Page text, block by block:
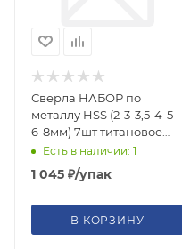
Сверла НАБОР по
металлу HSS (2-3-3,5-4-5-
6-8мм) 7шт титановое
покрытие
Есть в наличии: 1
1 045 ₽/упак
В КОРЗИНУ